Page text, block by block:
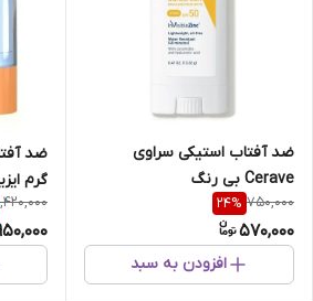
ضد آفتاب استیکی سراوی
Cerave بی رنگ
750,000
24%
570,000
افزودن به سبد
گرم